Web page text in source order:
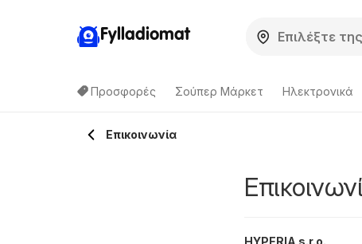
Fylladiomat
Προσφορές Σούπερ Μάρκετ Hλεκτρονικά
Επικοινωνία
HYPERIA s.r.o.